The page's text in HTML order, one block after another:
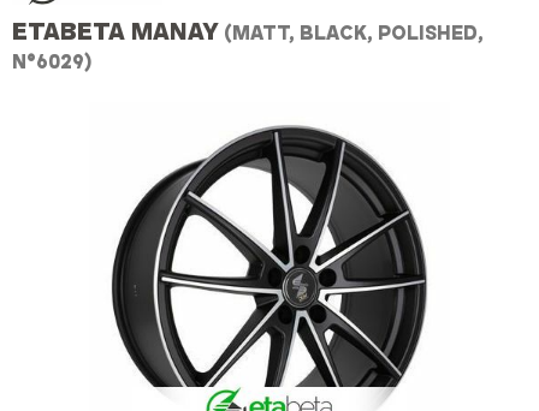
ETABETA MANAY (MATT, BLACK, POLISHED,
N°6029)